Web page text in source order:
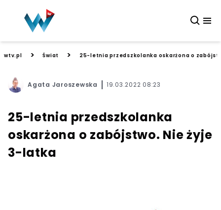
wtv.pl > Świat > 25-letnia przedszkolanka oskarżona o
Agata Jaroszewska 19.03.2022 08:23
25-letnia przedszkolanka
oskarżona o zabójstwo. Nie żyje
3-latka